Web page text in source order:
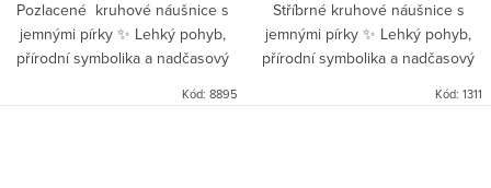
Pozlacené kruhové náušnice s
jemnými pírky ✨ Lehký pohyb,
přírodní symbolika a nadčasový
Kód: 8895
Stříbrné kruhové náušnice s
jemnými pírky ✨ Lehký pohyb,
přírodní symbolika a nadčasový
Kód: 1311